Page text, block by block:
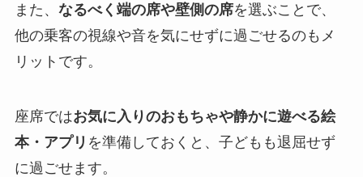
また、 なるべく端の席や壁側の席を選ぶことで、
他の乗客の視線や音を気にせずに過ごせるのもメ
リットです。
座席ではお気に入りのおもちゃや静かに遊べる絵
本・アプリ を準備しておくと、子どもも退屈せず
に過ごせます。